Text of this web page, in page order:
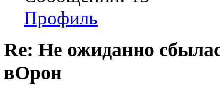
Профиль
Re: Не ожиданно
вОрон